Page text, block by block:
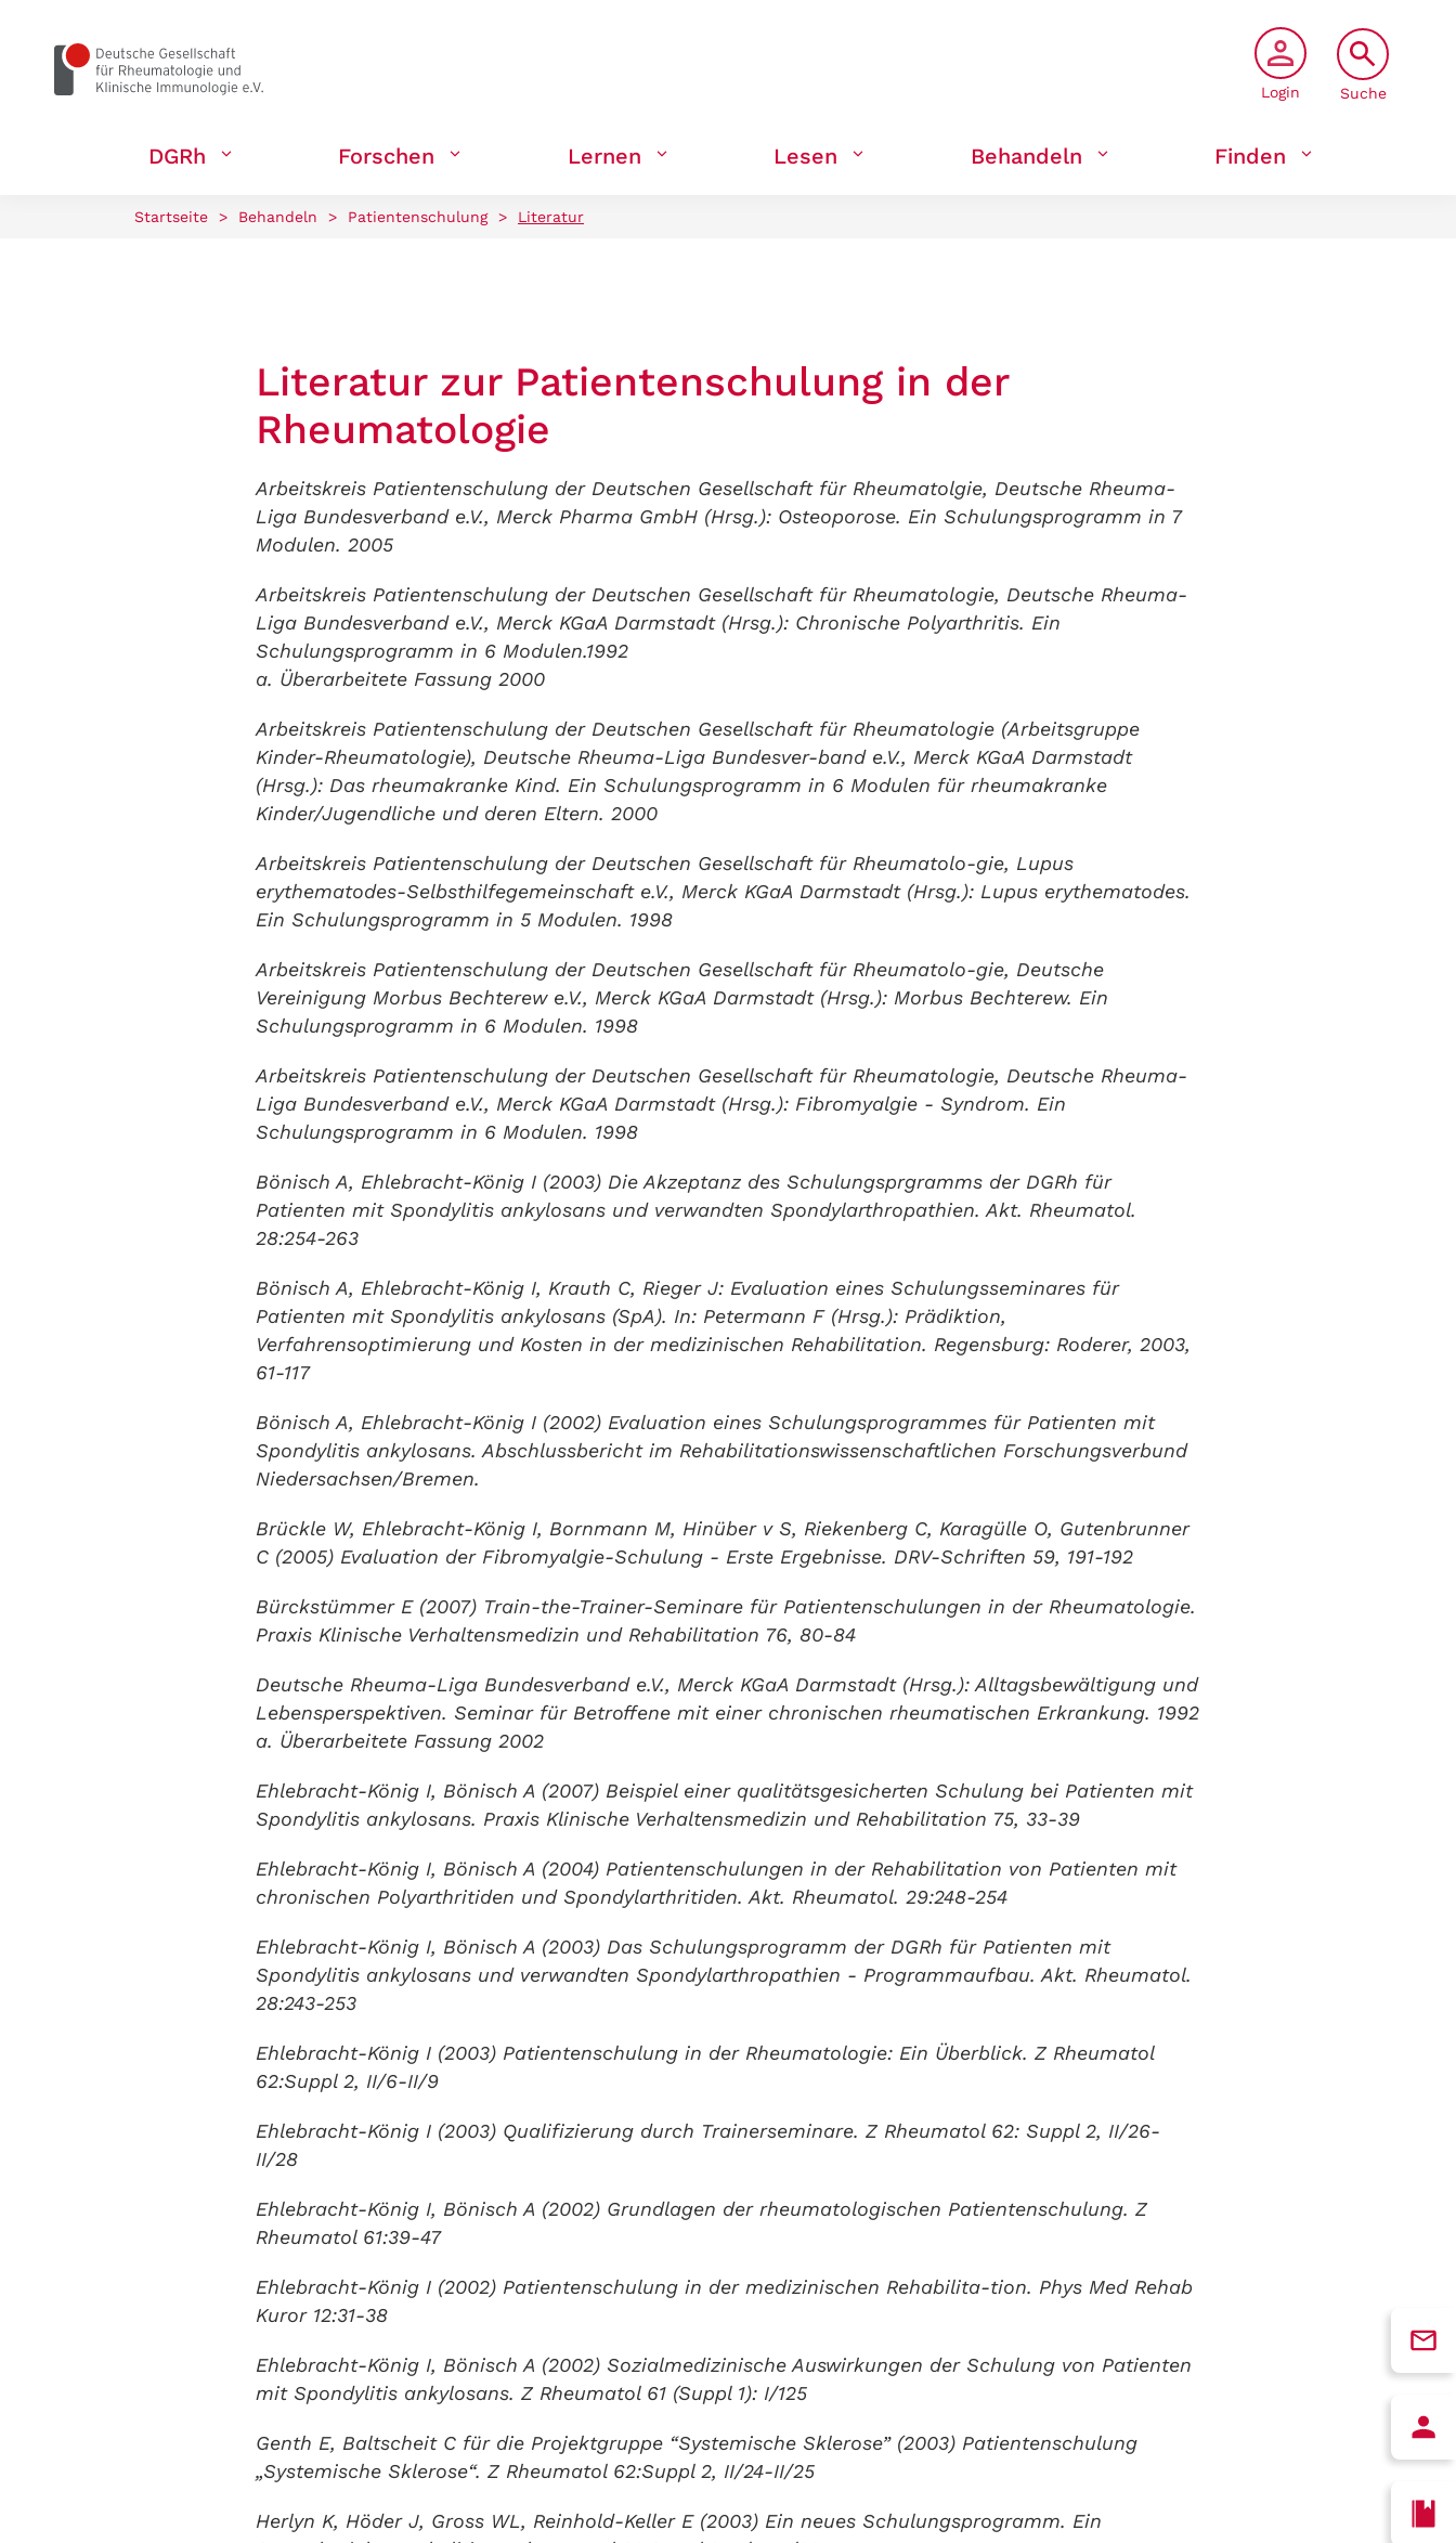
Suche
Login
DGRh Forschen Lernen Lesen Behandeln Finden
Startseite > Behandeln > Patientenschulung > Literatur
Literatur zur Patientenschulung in der
Rheumatologie
Arbeitskreis Patientenschulung der Deutschen Gesellschaft für Rheumatolgie, Deutsche Rheuma-
Liga Bundesverband e.V., Merck Pharma GmbH (Hrsg.): Osteoporose. Ein Schulungsprogramm in 7
Modulen. 2005
Arbeitskreis Patientenschulung der Deutschen Gesellschaft für Rheumatologie, Deutsche Rheuma-
Liga Bundesverband e.V., Merck KGaA Darmstadt (Hrsg.): Chronische Polyarthritis. Ein
Schulungsprogramm in 6 Modulen.1992
a. Überarbeitete Fassung 2000
Arbeitskreis Patientenschulung der Deutschen Gesellschaft für Rheumatologie (Arbeitsgruppe
Kinder-Rheumatologie), Deutsche Rheuma-Liga Bundesver-band e.V., Merck KGaA Darmstadt
(Hrsg.): Das rheumakranke Kind. Ein Schulungsprogramm in 6 Modulen für rheumakranke
Kinder/Jugendliche und deren Eltern. 2000
Arbeitskreis Patientenschulung der Deutschen Gesellschaft für Rheumatolo-gie, Lupus
erythematodes-Selbsthilfegemeinschaft e.V., Merck KGaA Darmstadt (Hrsg.): Lupus erythematodes.
Ein Schulungsprogramm in 5 Modulen. 1998
Arbeitskreis Patientenschulung der Deutschen Gesellschaft für Rheumatolo-gie, Deutsche
Vereinigung Morbus Bechterew e.V., Merck KGaA Darmstadt (Hrsg.): Morbus Bechterew. Ein
Schulungsprogramm in 6 Modulen. 1998
Arbeitskreis Patientenschulung der Deutschen Gesellschaft für Rheumatologie, Deutsche Rheuma-
Liga Bundesverband e.V., Merck KGaA Darmstadt (Hrsg.): Fibromyalgie - Syndrom. Ein
Schulungsprogramm in 6 Modulen. 1998
Bönisch A, Ehlebracht-König I (2003) Die Akzeptanz des Schulungsprgramms der DGRh für
Patienten mit Spondylitis ankylosans und verwandten Spondylarthropathien. Akt. Rheumatol.
28:254-263
Bönisch A, Ehlebracht-König I, Krauth C, Rieger J: Evaluation eines Schulungsseminares für
Patienten mit Spondylitis ankylosans (SpA). In: Petermann F (Hrsg.): Prädiktion,
Verfahrensoptimierung und Kosten in der medizinischen Rehabilitation. Regensburg: Roderer, 2003,
61-117
Bönisch A, Ehlebracht-König I (2002) Evaluation eines Schulungsprogrammes für Patienten mit
Spondylitis ankylosans. Abschlussbericht im Rehabilitationswissenschaftlichen Forschungsverbund
Niedersachsen/Bremen.
Brückle W, Ehlebracht-König I, Bornmann M, Hinüber v S, Riekenberg C, Karagülle O, Gutenbrunner
C (2005) Evaluation der Fibromyalgie-Schulung - Erste Ergebnisse. DRV-Schriften 59, 191-192
Bürckstümmer E (2007) Train-the-Trainer-Seminare für Patientenschulungen in der Rheumatologie.
Praxis Klinische Verhaltensmedizin und Rehabilitation 76, 80-84
Deutsche Rheuma-Liga Bundesverband e.V., Merck KGaA Darmstadt (Hrsg.): Alltagsbewältigung und
Lebensperspektiven. Seminar für Betroffene mit einer chronischen rheumatischen Erkrankung. 1992
a. Überarbeitete Fassung 2002
Ehlebracht-König I, Bönisch A (2007) Beispiel einer qualitätsgesicherten Schulung bei Patienten mit
Spondylitis ankylosans. Praxis Klinische Verhaltensmedizin und Rehabilitation 75, 33-39
Ehlebracht-König I, Bönisch A (2004) Patientenschulungen in der Rehabilitation von Patienten mit
chronischen Polyarthritiden und Spondylarthritiden. Akt. Rheumatol. 29:248-254
Ehlebracht-König I, Bönisch A (2003) Das Schulungsprogramm der DGRh für Patienten mit
Spondylitis ankylosans und verwandten Spondylarthropathien - Programmaufbau. Akt. Rheumatol.
28:243-253
Ehlebracht-König I (2003) Patientenschulung in der Rheumatologie: Ein Überblick. Z Rheumatol
62:Suppl 2, II/6-II/9
Ehlebracht-König I (2003) Qualifizierung durch Trainerseminare. Z Rheumatol 62: Suppl 2, II/26-
II/28
Ehlebracht-König I, Bönisch A (2002) Grundlagen der rheumatologischen Patientenschulung. Z
Rheumatol 61:39-47
Ehlebracht-König I (2002) Patientenschulung in der medizinischen Rehabilita-tion. Phys Med Rehab
Kuror 12:31-38
Ehlebracht-König I, Bönisch A (2002) Sozialmedizinische Auswirkungen der Schulung von Patienten
mit Spondylitis ankylosans. Z Rheumatol 61 (Suppl 1): I/125
Genth E, Baltscheit C für die Projektgruppe “Systemische Sklerose” (2003) Patientenschulung
„Systemische Sklerose“. Z Rheumatol 62:Suppl 2, II/24-II/25
Herlyn K, Höder J, Gross WL, Reinhold-Keller E (2003) Ein neues Schulungsprogramm. Ein